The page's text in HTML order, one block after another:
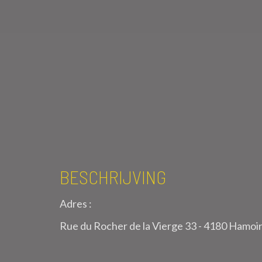
BESCHRIJVING
Adres :
Rue du Rocher de la Vierge 33 - 4180 Hamoir